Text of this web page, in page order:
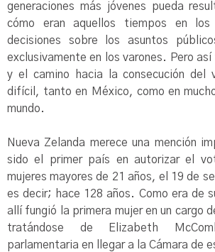
generaciones más jóvenes pueda
cómo eran aquellos tiempos en
decisiones sobre los asuntos
exclusivamente en los varones. Pero
y el camino hacia la consecución del
difícil, tanto en México, como en
mundo.
Nueva Zelanda merece una mención
sido el primer país en autorizar el
mujeres mayores de 21 años, el 19 de
es decir; hace 128 años. Como era de
allí fungió la primera mujer en un cargo
tratándose de Elizabeth
parlamentaria en llegar a la Cámara de